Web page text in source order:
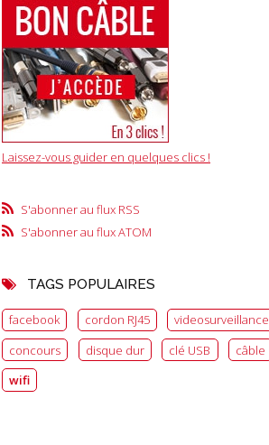
Laissez-vous guider en quelques clics !
S'abonner au flux RSS
S'abonner au flux ATOM
TAGS POPULAIRES
facebook cordon RJ45 videosurveillance
concours
disque dur clé USB câble
wifi